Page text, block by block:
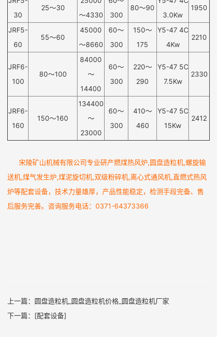
30
25～30
～4330
300
80～90
3.0Kw
1950
JRF5-
60
55～60
45000
～8660
60～
300
150～
175
Y5-47 4C
4Kw
2210
JRF6-
100
80～100
84000
～
14400
60～
300
220～
290
Y5-47 5C
7.5Kw
2330
JRF6-
160
150～160
134400
～
23000
60～
300
410～
460
Y5-47 5C
15Kw
2412
宋陵矿山机械有限公司专业研产燃煤热风炉,圆盘造粒机,螺旋输
送机,煤气发生炉,煤泥旋切机,双级粉碎机,离心式通风机,直燃式热风
炉等配套设备，技术力量雄厚，产品性能稳定，检测手段完备、售
后服务完善。咨询服务电话：0371-64373366
上一篇： 圆盘造粒机_圆盘造粒机价格_圆盘造粒机厂家
下一篇： [配套设备]